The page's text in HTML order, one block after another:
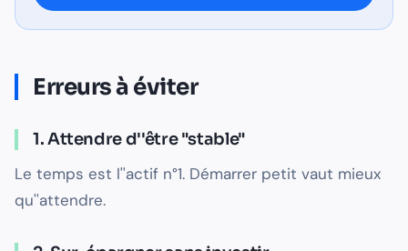
Erreurs à éviter
1. Attendre d''être "stable"
Le temps est l''actif n°1. Démarrer petit vaut mieux
qu''attendre.